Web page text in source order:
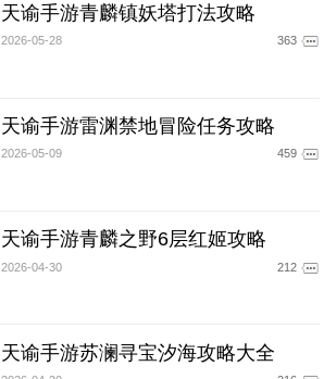
天谕手游青麟镇妖塔打法攻略
2026-05-28 363
天谕手游雷渊禁地冒险任务攻略
2026-05-09 459
天谕手游青麟之野6层红姬攻略
2026-04-30 212
天谕手游苏澜寻宝汐海攻略大全